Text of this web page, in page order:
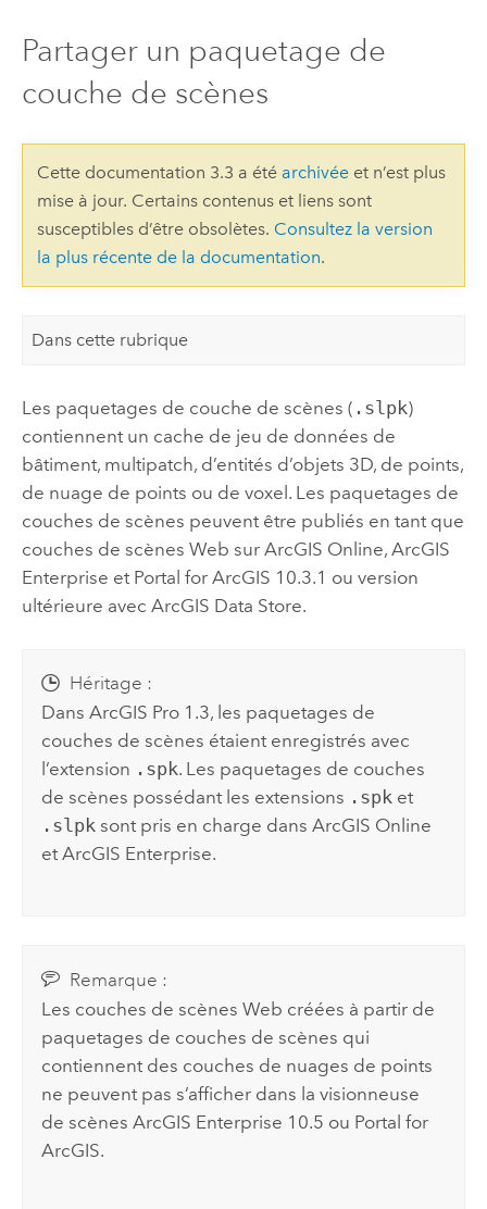
Partager un paquetage de
couche de scènes
Cette documentation 3.3 a été archivéeet n’est plus
mise à jour. Certains contenus et liens sont
susceptibles d’être obsolètes. Consultez la version
la plus récente de la documentation.
Dans cette rubrique
Les paquetages de couche de scènes ( .slpk)
contiennent un cache de jeu de données de
bâtiment, multipatch, d’entités d’objets 3D, de points,
de nuage de points ou de voxel. Les paquetages de
couches de scènes peuvent être publiés en tant que
couches de scènes Web sur ArcGIS Online, ArcGIS
Enterprise et Portal for ArcGIS 10.3.1 ou version
ultérieure avec ArcGIS Data Store.
Héritage :
DansArcGIS Pro 1.3, les paquetages de
couches de scènes étaient enregistrés avec
l’extension .spk. Les paquetages de couches
de scènes possédant les extensions .spk et
.slpk sont pris en charge dansArcGIS Online
etArcGIS Enterprise.
Remarque :
Les couches de scènes Web créées à partir de
paquetages de couches de scènes qui
contiennent des couches de nuages de points
ne peuvent pas s’afficher dans la visionneuse
de scènesArcGIS Enterprise 10.5 ou Portal for
ArcGIS.